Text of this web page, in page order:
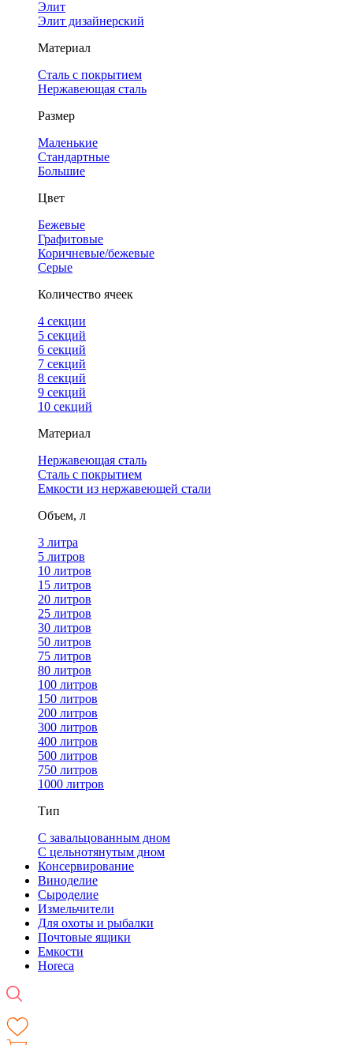
Элит
Элит дизайнерский
Материал
Сталь с покрытием
Нержавеющая сталь
Размер
Маленькие
Стандартные
Большие
Цвет
Бежевые
Графитовые
Коричневые/бежевые
Серые
Количество ячеек
4 cекции
5 секций
6 секций
7 секций
8 секций
9 секций
10 секций
Материал
Нержавеющая сталь
Сталь с покрытием
Емкости из нержавеющей стали
Объем, л
3 литра
5 литров
10 литров
15 литров
20 литров
25 литров
30 литров
50 литров
75 литров
80 литров
100 литров
150 литров
200 литров
300 литров
400 литров
500 литров
750 литров
1000 литров
Тип
С завальцованным дном
С цельнотянутым дном
Консервирование
Виноделие
Сыроделие
Измельчители
Для охоты и рыбалки
Почтовые ящики
Емкости
Horeca